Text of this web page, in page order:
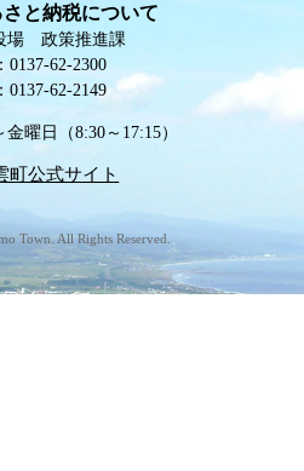
と納税について
場 政策推進課
0137-62-2300
0137-62-2149
曜日（8:30～17:15）
町公式サイト
Town. All Rights Reserved.